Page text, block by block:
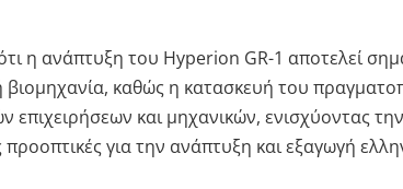
η ανάπτυξη του Hyperion GR-1 αποτελεί
βιομηχανία, καθώς η κατασκευή του
επιχειρήσεων και μηχανικών, ενισχύοντας
για την ανάπτυξη και εξαγωγή